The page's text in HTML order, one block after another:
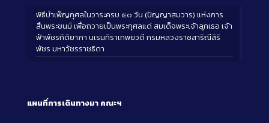
พิธีบำเพ็ญกุศลในวาระครบ ๕๐ วัน (ปัญญาสมวาร) แห่งการ
สิ้นพระชนม์ เพื่อถวายเป็นพระกุศลแด่ สมเด็จพระเจ้าลูกเธอ เจ้า
ฟ้าพัชรกิติยาภา นเรนทิราเทพยวดี กรมหลวงราชสาริณีสิริ
พัชร มหาวัชรราชธิดา
แผนที่การเดินทางมา คณะฯ